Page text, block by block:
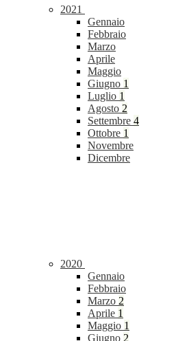
2021
Gennaio
Febbraio
Marzo
Aprile
Maggio
Giugno 1
Luglio 1
Agosto 2
Settembre 4
Ottobre 1
Novembre
Dicembre
2020
Gennaio
Febbraio
Marzo 2
Aprile 1
Maggio 1
Giugno 2